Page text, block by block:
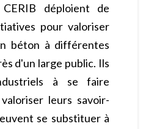
déploient de
pour valoriser
béton à différentes
d'un large public. Ils
à se faire
leurs savoir-
se substituer à